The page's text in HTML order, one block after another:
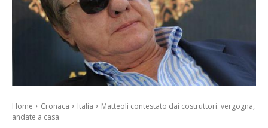
Home Cronaca Italia
Matteoli contestato dai costruttori: vergogna,
andate a casa